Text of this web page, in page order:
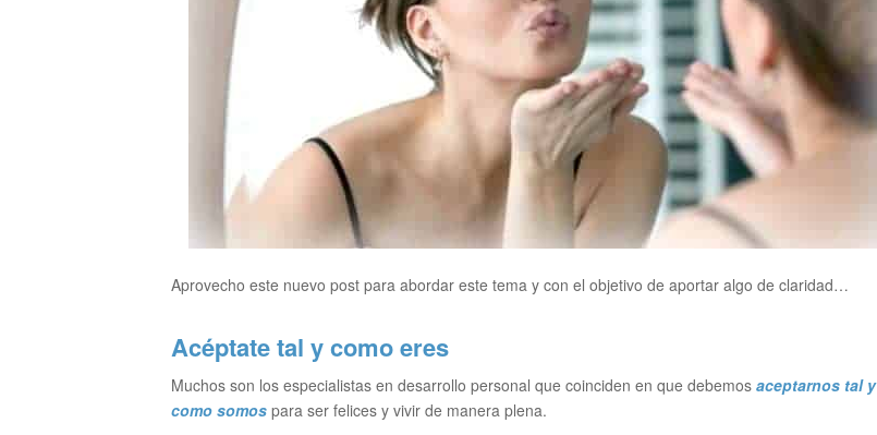
Aprovecho este nuevo post para abordar este tema y con el objetivo de aportar algo de claridad…
Acéptate tal y como eres
Muchos son los especialistas en desarrollo personal que coinciden en que debemos aceptarnos tal y
como somos para ser felices y vivir de manera plena.